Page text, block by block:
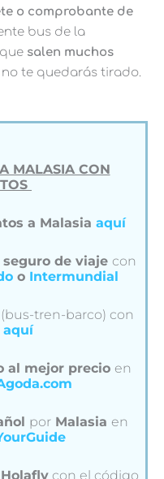
o comprobante de
bus de la
salen muchos
te quedarás tirado.
MALASIA CON
a Malasia aquí
seguro de viaje con
o Intermundial
(bus-tren-barco) con
aquí
al mejor precio en
porMalasia en
con el código